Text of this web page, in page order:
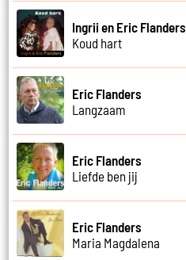
Ingrii en Eric Flanders
Koud hart
Eric Flanders
Langzaam
Eric Flanders
Liefde ben jij
Eric Flanders
Maria Magdalena